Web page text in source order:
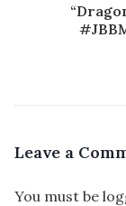
Leave a
You must be